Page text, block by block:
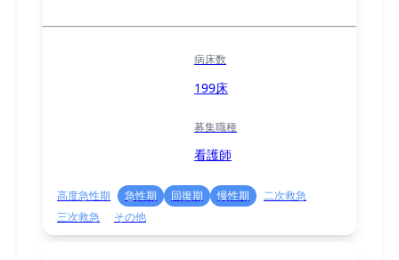
病床数
199床
募集職種
看護師
高度急性期 急性期 回復期 慢性期
二次救急
三次救急
その他